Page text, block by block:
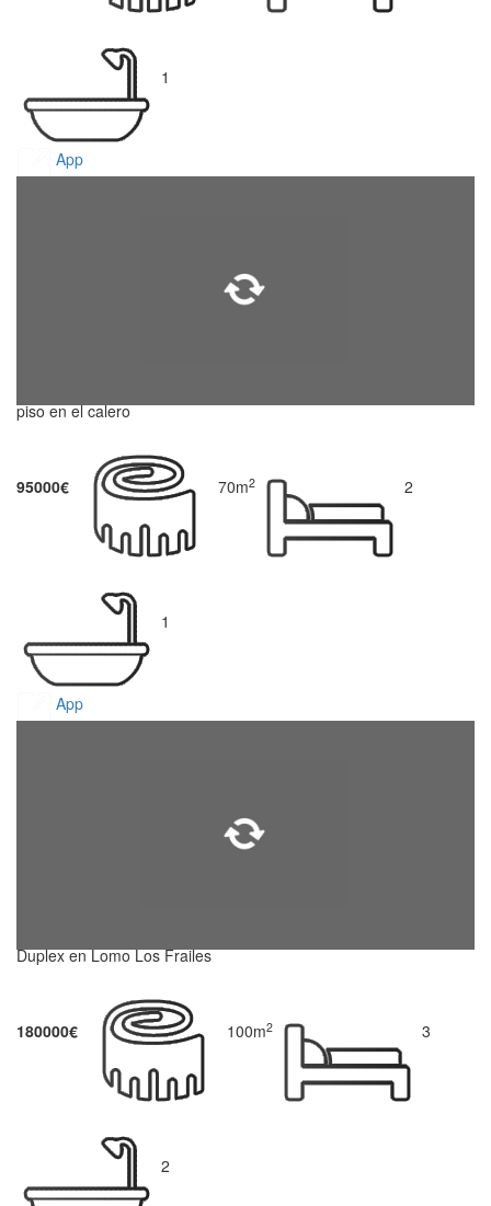
1
App
piso en el calero
95000€ 70m2 2
1
App
Duplex en Lomo Los Frailes
180000€ 100m2 3
2